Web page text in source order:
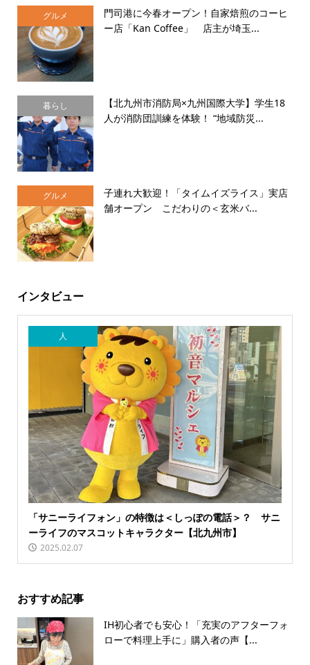
グルメ
門司港に今春オープン！自家焙煎のコーヒ
ー店「Kan Coffee」 店主が埼玉...
暮らし
【北九州市消防局×九州国際大学】学生18
人が消防団訓練を体験！ “地域防災...
グルメ
子連れ大歓迎！「タイムイズライス」実店
舗オープン こだわりの＜玄米バ...
インタビュー
人
「サニーライフォン」の特徴は＜しっぽの電話＞？ サニ
ーライフのマスコットキャラクター【北九州市】
2025.02.07
おすすめ記事
IH初心者でも安心！「充実のアフターフォ
ローで料理上手に」購入者の声【...